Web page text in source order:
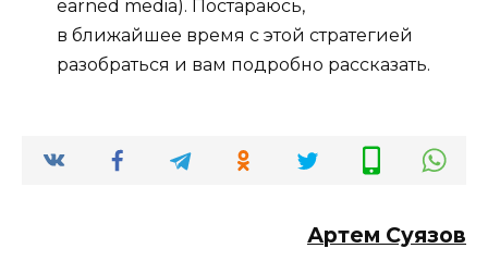
earned media). Постараюсь,
в ближайшее время с этой стратегией
разобраться и вам подробно рассказать.
Артем Суязов